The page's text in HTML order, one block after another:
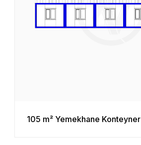
105 m² Yemekhane Konteyner